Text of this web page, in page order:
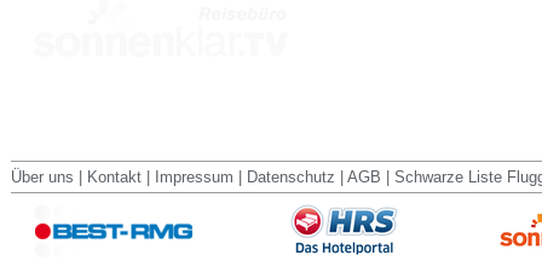
Über uns Kontakt Impressum Datenschutz AGB Schwarze Liste